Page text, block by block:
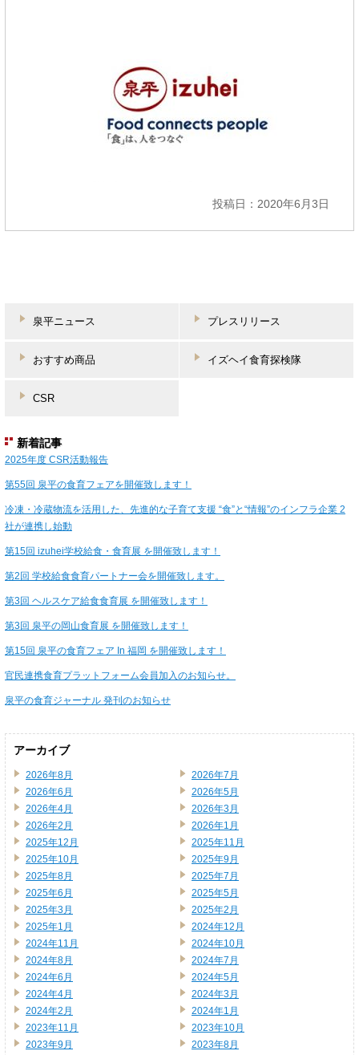
投稿日：2020年6月3日
泉平ニュース プレスリリース
おすすめ商品 イズヘイ食育探検隊
CSR
新着記事
2025年度 CSR活動報告
第55回 泉平の食育フェアを開催致します！
冷凍・冷蔵物流を活用した、先進的な子育て支援 “食”と“情報”のインフラ企業 2
社が連携し始動
第15回 izuhei学校給食・食育展 を開催致します！
第2回 学校給食食育パートナー会を開催致します。
第3回 ヘルスケア給食食育展 を開催致します！
第3回 泉平の岡山食育展 を開催致します！
第15回 泉平の食育フェア In 福岡 を開催致します！
官民連携食育プラットフォーム会員加入のお知らせ。
泉平の食育ジャーナル 発刊のお知らせ
アーカイブ
2026年8月
2026年7月
2026年6月
2026年5月
2026年4月
2026年3月
2026年2月
2026年1月
2025年12月
2025年11月
2025年10月
2025年9月
2025年8月
2025年7月
2025年6月
2025年5月
2025年3月
2025年2月
2025年1月
2024年12月
2024年11月
2024年10月
2024年8月
2024年7月
2024年6月
2024年5月
2024年4月
2024年3月
2024年2月
2024年1月
2023年11月
2023年10月
2023年9月
2023年8月